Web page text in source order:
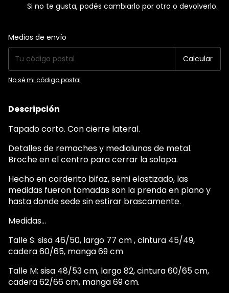
Si no te gusta, podés cambiarlo por otro o devolverlo.
Entregas para el CP:
Medios de envío
Calcular
No sé mi código postal
Descripción
Tapado corto. Con cierre lateral.
Detalles de remaches y medialunas de metal.
Broche en el centro para cerrar la solapa.
Hecho en corderito bifaz, semi elastizado, las
medidas fueron tomadas son la prenda en plano y
hasta donde sede sin estirar brascamente.
Medidas...
Talle S: sisa 46/50, largo 77 cm , cintura 45/49,
cadera 60/65, manga 69 cm
Talle M: sisa 48/53 cm, largo 82, cintura 60/65 cm,
cadera 62/66 cm, manga 69 cm.